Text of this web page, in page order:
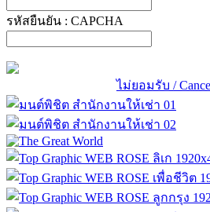
รหัสยืนยัน : CAPCHA
ไม่ยอมรับ /